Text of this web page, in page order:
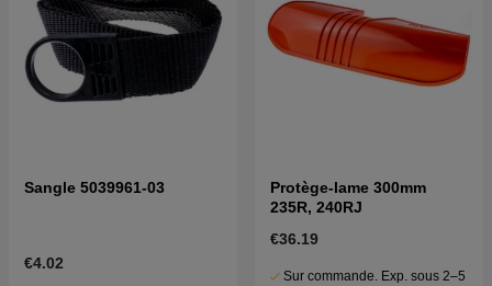
Sangle 5039961-03
€4.02
Protège-lame 300mm
235R, 240RJ
€36.19
Sur commande. Exp. sous 2–5